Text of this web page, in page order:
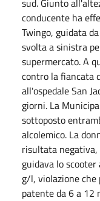
conducente ha
Twingo, guidata
svolta a sinistra
supermercato. A
contro la fiancata
all'ospedale San
giorni. La
sottoposto
alcolemico. La
risultata
guidava lo
g/l, violazione che
patente da 6 a 12